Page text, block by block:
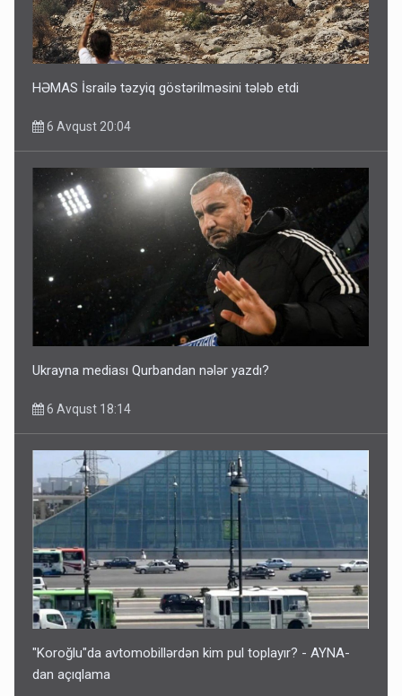
HƏMAS İsrailə təzyiq göstərilməsini tələb etdi
6 Avqust 20:04
Ukrayna mediası Qurbandan nələr yazdı?
6 Avqust 18:14
"Koroğlu"da avtomobillərdən kim pul toplayır? - AYNA-
dan açıqlama